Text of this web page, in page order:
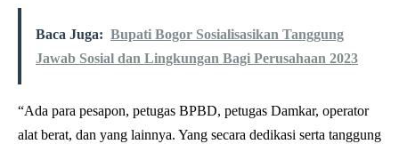
Baca Juga: Bupati Bogor Sosialisasikan Tanggung
Jawab Sosial dan Lingkungan Bagi Perusahaan 2023
“Ada para pesapon, petugas BPBD, petugas Damkar, operator
alat berat, dan yang lainnya. Yang secara dedikasi serta tanggung